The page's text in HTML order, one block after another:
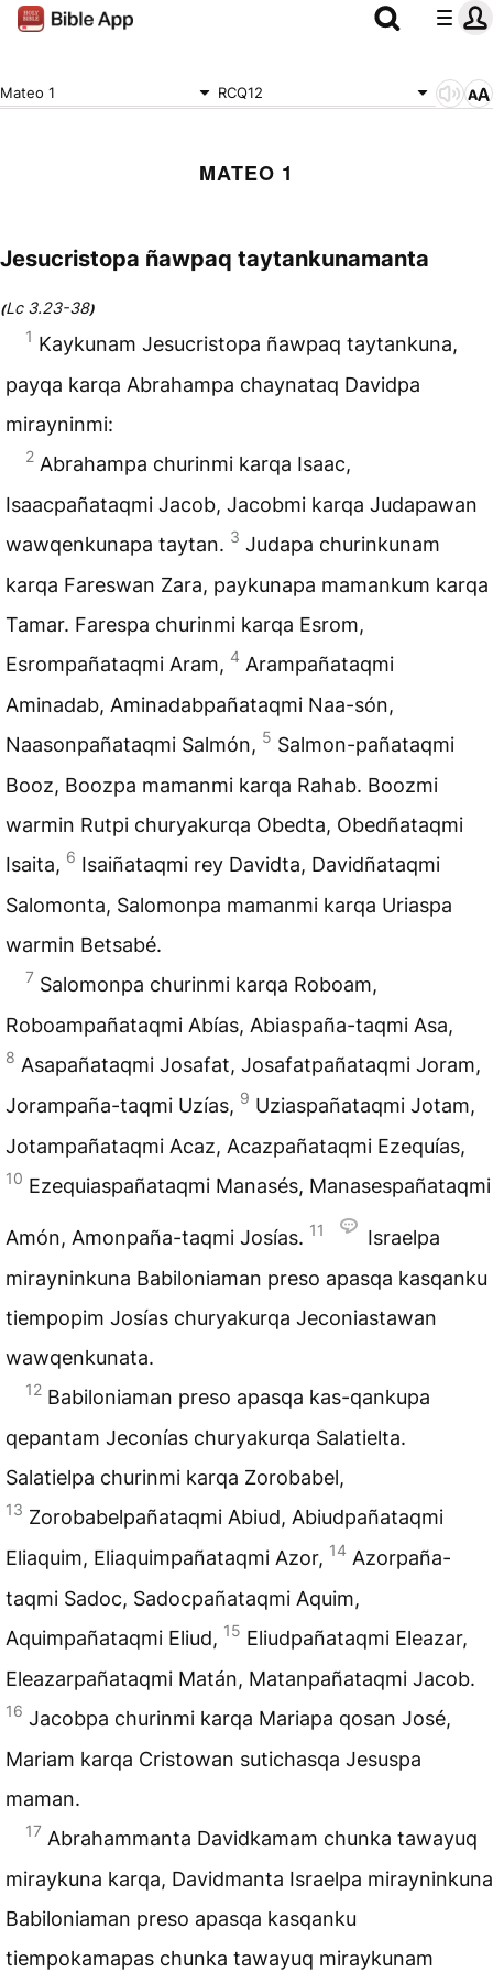
Mateo 1 RCQ12
MATEO 1
Jesucristopa ñawpaq taytankunamanta
(Lc 3.23-38)
1 Kaykunam Jesucristopa ñawpaq taytankuna,
payqa karqa Abrahampa chaynataq Davidpa
mirayninmi:
2 Abrahampa churinmi karqa Isaac,
Isaacpañataqmi Jacob, Jacobmi karqa Judapawan
wawqenkunapa taytan. 3 Judapa churinkunam
karqa Fareswan Zara, paykunapa mamankum karqa
Tamar. Farespa churinmi karqa Esrom,
Esrompañataqmi Aram, 4 Arampañataqmi
Aminadab, Aminadabpañataqmi Naa-són,
Naasonpañataqmi Salmón, 5 Salmon-pañataqmi
Booz, Boozpa mamanmi karqa Rahab. Boozmi
warmin Rutpi churyakurqa Obedta, Obedñataqmi
Isaita, 6 Isaiñataqmi rey Davidta, Davidñataqmi
Salomonta, Salomonpa mamanmi karqa Uriaspa
warmin Betsabé.
7 Salomonpa churinmi karqa Roboam,
Roboampañataqmi Abías, Abiaspaña-taqmi Asa,
8 Asapañataqmi Josafat, Josafatpañataqmi Joram,
Jorampaña-taqmi Uzías, 9 Uziaspañataqmi Jotam,
Jotampañataqmi Acaz, Acazpañataqmi Ezequías,
10 Ezequiaspañataqmi Manasés, Manasespañataqmi
Amón, Amonpaña-taqmi Josías. 11
Israelpa
mirayninkuna Babiloniaman preso apasqa kasqanku
tiempopim Josías churyakurqa Jeconiastawan
wawqenkunata.
12 Babiloniaman preso apasqa kas-qankupa
qepantam Jeconías churyakurqa Salatielta.
Salatielpa churinmi karqa Zorobabel,
13 Zorobabelpañataqmi Abiud, Abiudpañataqmi
Eliaquim, Eliaquimpañataqmi Azor, 14 Azorpaña-
taqmi Sadoc, Sadocpañataqmi Aquim,
Aquimpañataqmi Eliud, 15 Eliudpañataqmi Eleazar,
Eleazarpañataqmi Matán, Matanpañataqmi Jacob.
16 Jacobpa churinmi karqa Mariapa qosan José,
Mariam karqa Cristowan sutichasqa Jesuspa
maman.
17 Abrahammanta Davidkamam chunka tawayuq
miraykuna karqa, Davidmanta Israelpa mirayninkuna
Babiloniaman preso apasqa kasqanku
tiempokamapas chunka tawayuq miraykunam